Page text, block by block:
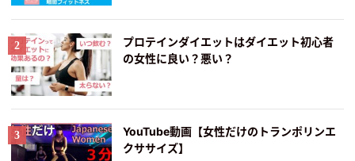
プロテインダイエットはダイエット初心者
の女性に良い？悪い？
YouTube動画【女性だけのトランポリンエ
クササイズ】